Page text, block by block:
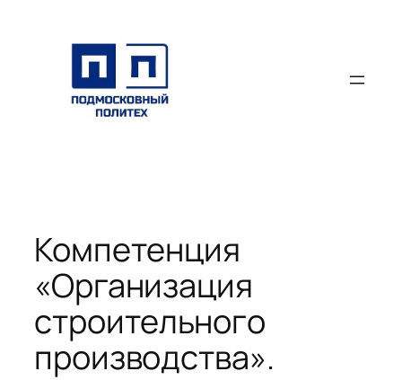
содержимому
Компетенция
«Организация
строительного
производства».